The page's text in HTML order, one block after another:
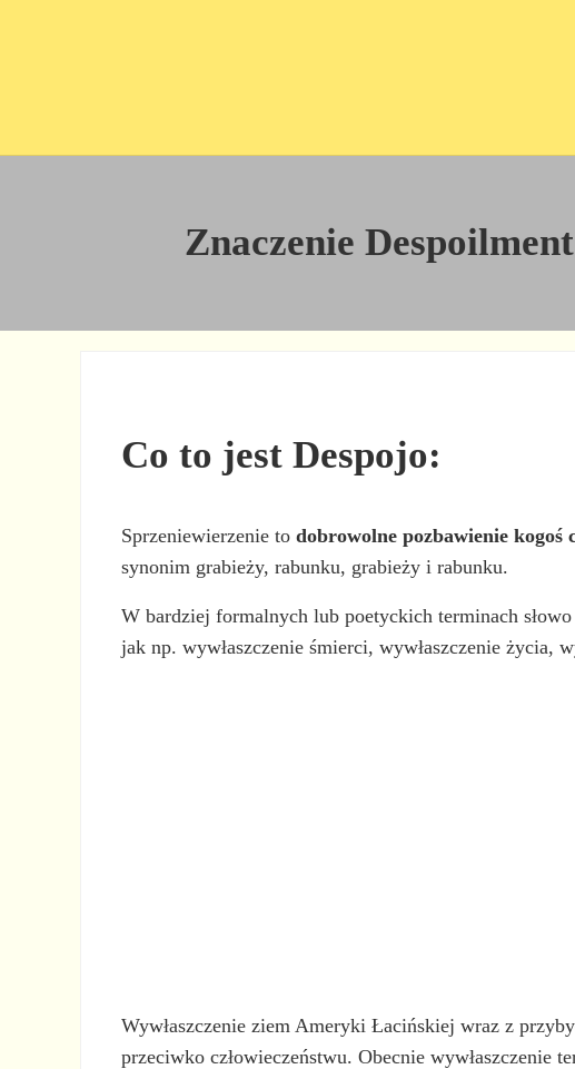
Znaczenie
Co to jest Despojo:
Sprzeniewierzenie todobrowolne pozbawienie kogoś
synonim grabieży, rabunku, grabieży i rabunku.
W bardziej formalnych lub poetyckich terminach
jak np. wywłaszczenie śmierci, wywłaszczenie życia,
Wywłaszczenie ziem Ameryki Łacińskiej wraz z
przeciwko człowieczeństwu. Obecnie wywłaszczenie